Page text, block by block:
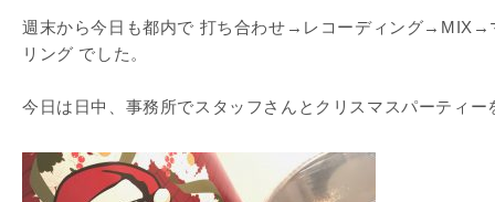
週末から今日も都内で 打ち合わせ→レコーディング→MIX→
リング でした。
今日は日中、事務所でスタッフさんとクリスマスパーティー